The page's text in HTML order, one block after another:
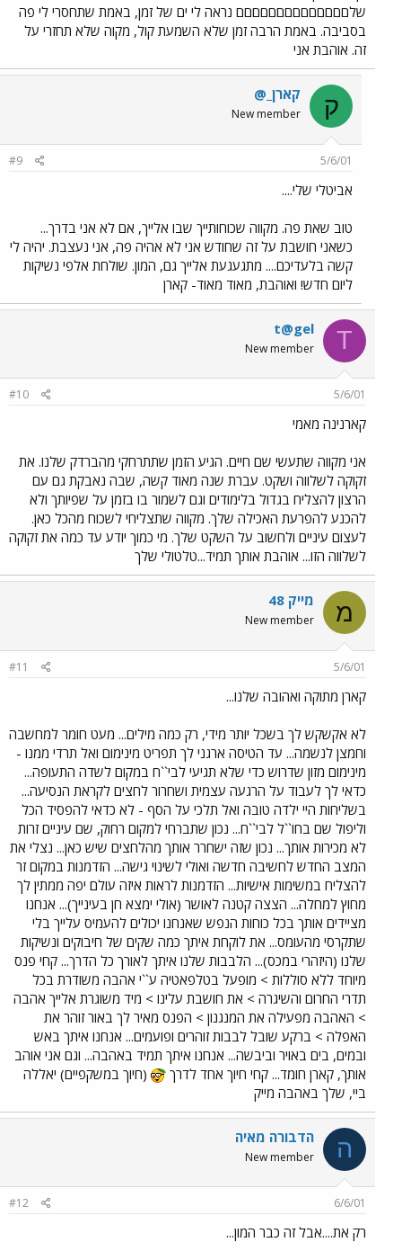
שלםםםםםםםםםםםםםם נראה לי ים של זמן, באמת שתחסרי לי פה
בסביבה. באמת הרבה זמן שלא השמעת קול, מקוה שלא תחזרי על
זה. אוהבת אני
ק קארן_@
New member
5/6/01
#9
אביטלי שלי....
טוב שאת פה. מקווה שכוחותייך שבו אלייך, אם לא אני בדרך...
כשאני חושבת על זה שחודש אני לא אהיה פה, אני נעצבת. יהיה לי
קשה בלעדיכם.... מתגעגעת אלייך גם, המון. שולחת אלפי נשיקות
ליום חדש! ואוהבת, מאוד מאוד- קארן
T
t@gel
New member
5/6/01
#10
קארנינה מאמי
אני מקווה שתעשי שם חיים. הגיע הזמן שתתרחקי מהברדק שלנו. את
זקוקה לשלווה ושקט. עברת שנה מאוד קשה, שבה נאבקת גם עם
הרצון להצליח בגדול בלימודים וגם לשמור בו בזמן על שפיותך ולא
להכנע להפרעת האכילה שלך. מקווה שתצליחי לשכוח מהכל כאן.
לעצום עיניים ולחשוב על השקט שלך. מי כמוך יודע עד כמה את זקוקה
לשלווה הזו... אוהבת אותך תמיד...טלטולי שלך
מ מייק 48
New member
5/6/01
#11
קארן מתוקה ואהובה שלנו...
לא אקשקש לך בשכל יותר מידי, רק כמה מילים... מעט חומר למחשבה
וחמצן לנשמה... עד הטיסה ארגני לך תפריט מינימום ואל תרדי ממנו -
מינימום מזון שדרוש כדי שלא תגיעי לבי``ח במקום לשדה התעופה...
כדאי לך לעבוד על הרגעה עצמית ושחרור לחצים לקראת הנסיעה...
בשליחות היי ילדה טובה ואל תלכי על הסף - לא כדאי להפסיד הכל
וליפול שם בחו``ל לבי``ח... נכון שתברחי למקום רחוק, שם עיניים זרות
לא מכירות אותך... נכון שזה ישחרר אותך מהלחצים שיש כאן... נצלי את
המצב החדש לחשיבה חדשה ואולי לשינוי גישה... הזדמנות במקום זר
להצליח במשימות אישיות... הזדמנות לראות איזה עולם יפה ממתין לך
מחוץ למחלה... הצצה קטנה לאושר (אולי ימצא חן בעינייך)... אנחנו
מציידים אותך בכל כוחות הנפש שאנחנו יכולים להעמיס עלייך בלי
שתקרסי מהעומס... את לוקחת איתך כמה שקים של חיבוקים ונשיקות
שלנו (היזהרי במכס)... הלבבות שלנו איתך לאורך כל הדרך... קחי פנס
מיוחד ללא סוללות > מופעל בטלפאטיה ע``י אהבה משודרת בכל
תדרי החרום והשיגרה > את חושבת עלינו > מיד משוגרת אלייך אהבה
> האהבה מפעילה את המנגנון > הפנס מאיר לך באור זוהר את
האפלה > ברקע שובל לבבות זוהרים ופועמים... אנחנו איתך באש
ובמים, בים באויר וביבשה... אנחנו איתך תמיד באהבה... וגם אני אוהב
אותך, קארן חומד... קחי חיוך אחד לדרך
(חיוך במשקפיים) יאללה
ביי, שלך באהבה מייק
ה הדבורה מאיה
New member
6/6/01
#12
רק את....אבל זה כבר המון...